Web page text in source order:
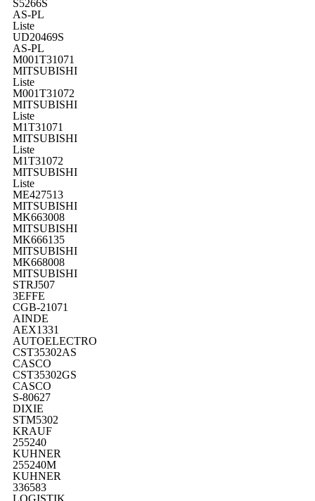
S5266S
AS-PL
Liste
UD20469S
AS-PL
M001T31071
MITSUBISHI
Liste
M001T31072
MITSUBISHI
Liste
M1T31071
MITSUBISHI
Liste
M1T31072
MITSUBISHI
Liste
ME427513
MITSUBISHI
MK663008
MITSUBISHI
MK666135
MITSUBISHI
MK668008
MITSUBISHI
STRJ507
3EFFE
CGB-21071
AINDE
AEX1331
AUTOELECTRO
CST35302AS
CASCO
CST35302GS
CASCO
S-80627
DIXIE
STM5302
KRAUF
255240
KUHNER
255240M
KUHNER
336583
LOGISTIK